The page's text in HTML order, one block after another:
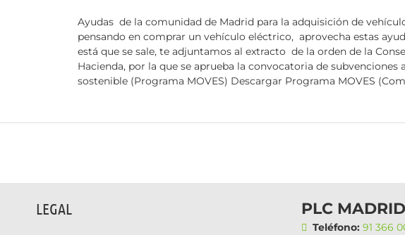
Ayudas de la comunidad de Madrid para la adquisición de
pensando en comprar un vehículo eléctrico, aprovecha estas
está que se sale, te adjuntamos al extracto de la orden de la
Hacienda, por la que se aprueba la convocatoria de
sostenible (Programa MOVES) Descargar Programa MOVES
LEGAL PLC
Teléfono:91 366